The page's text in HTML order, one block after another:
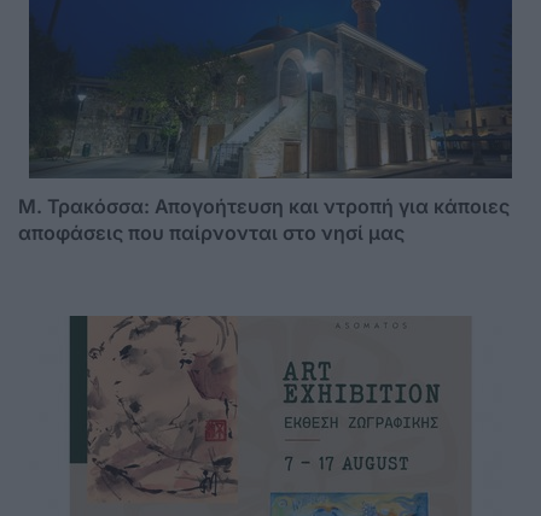
Μ. Τρακόσσα: Απογοήτευση και ντροπή για κάποιες
αποφάσεις που παίρνονται στο νησί μας